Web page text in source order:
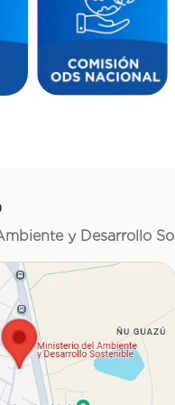
y Desarrollo